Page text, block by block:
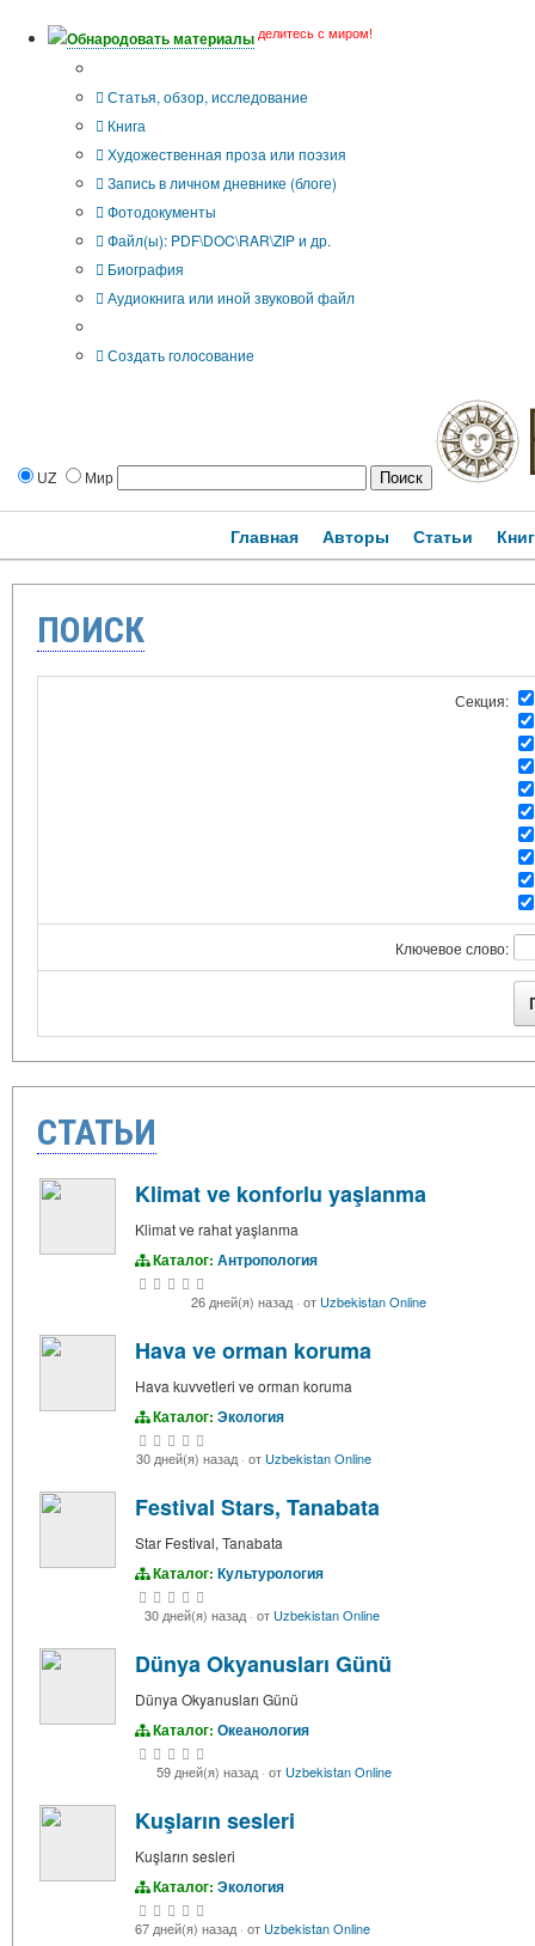
Обнародовать материалы делитесь с миром!
Статья, обзор, исследование
Книга
Художественная проза или поэзия
Запись в личном дневнике (блоге)
Фотодокументы
Файл(ы): PDF\DOC\RAR\ZIP и др.
Биография
Аудиокнига или иной звуковой файл
Создать голосование
UZ Мир
Главная Авторы Статьи
ПОИСК
Секция:
Ключевое слово:
СТАТЬИ
Klimat ve konforlu yaşlanma
Klimat ve rahat yaşlanma
Каталог: Антропология
26 дней(я) назад· от Uzbekistan Online
Hava ve orman koruma
Hava kuvvetleri ve orman koruma
Каталог: Экология
30 дней(я) назад· от Uzbekistan Online
Festival Stars, Tanabata
Star Festival, Tanabata
Каталог: Культурология
30 дней(я) назад· от Uzbekistan Online
Dünya Okyanusları Günü
Dünya Okyanusları Günü
Каталог: Океанология
59 дней(я) назад· от Uzbekistan Online
Kuşların sesleri
Kuşların sesleri
Каталог: Экология
67 дней(я) назад· от Uzbekistan Online